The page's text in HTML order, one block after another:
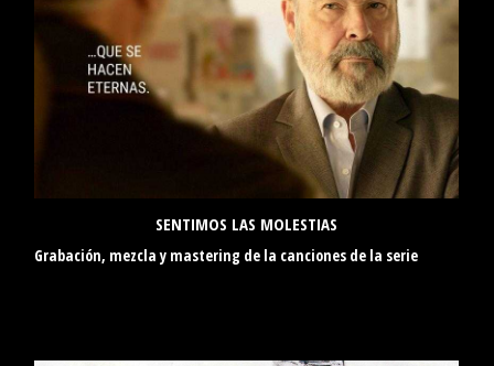
SENTIMOS LAS MOLESTIAS
Grabación, mezcla y mastering de la canciones de la serie